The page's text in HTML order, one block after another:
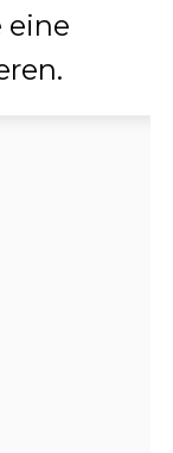
eine